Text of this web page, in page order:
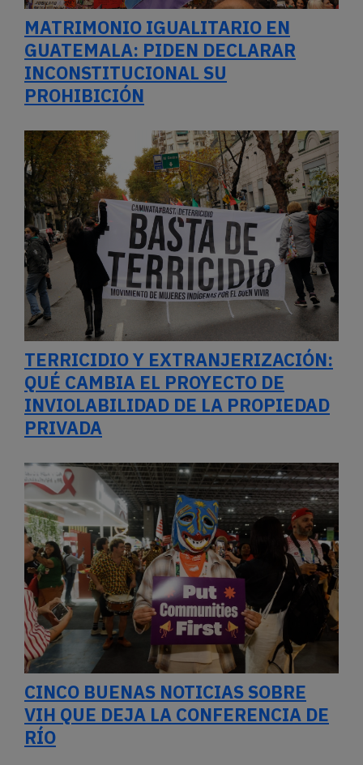
TERRICIDIO Y EXTRANJERIZACIÓN:
QUÉ CAMBIA EL PROYECTO DE
INVIOLABILIDAD DE LA PROPIEDAD
PRIVADA
CINCO BUENAS NOTICIAS SOBRE
VIH QUE DEJA LA CONFERENCIA DE
RÍO